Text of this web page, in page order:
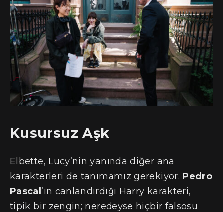
Kusursuz Aşk
Elbette, Lucy’nin yanında diğer ana
karakterleri de tanımamız gerekiyor. Pedro
Pascal’ın canlandırdığı Harry karakteri,
tipik bir zengin; neredeyse hiçbir falsosu